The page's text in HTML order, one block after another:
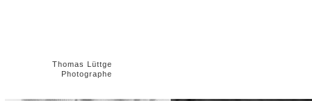
Thomas Lüttge
Photographe